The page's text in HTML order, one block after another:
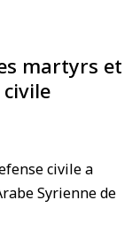
martyrs et